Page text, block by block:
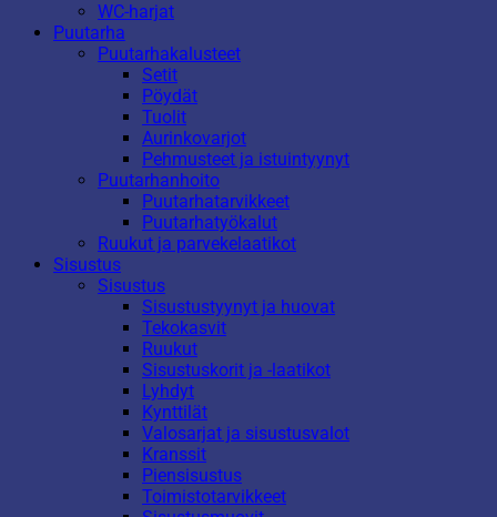
WC-harjat
Puutarha
Puutarhakalusteet
Setit
Pöydät
Tuolit
Aurinkovarjot
Pehmusteet ja istuintyynyt
Puutarhanhoito
Puutarhatarvikkeet
Puutarhatyökalut
Ruukut ja parvekelaatikot
Sisustus
Sisustus
Sisustustyynyt ja huovat
Tekokasvit
Ruukut
Sisustuskorit ja -laatikot
Lyhdyt
Kynttilät
Valosarjat ja sisustusvalot
Kranssit
Piensisustus
Toimistotarvikkeet